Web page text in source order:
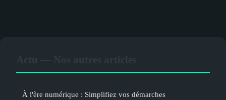
À l'ère numérique : Simplifiez vos démarches